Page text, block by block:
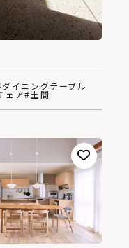
イニングテーブル
ェア#土間